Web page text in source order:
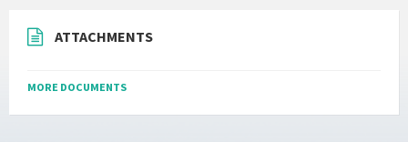
ATTACHMENTS
MORE DOCUMENTS